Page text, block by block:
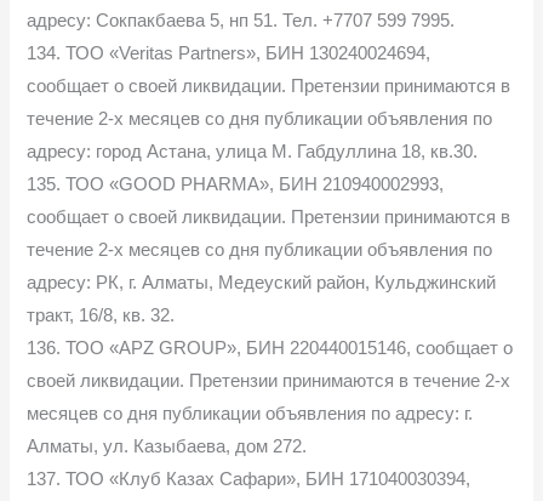
адресу: Сокпакбаева 5, нп 51. Тел. +7707 599 7995.
134. ТОО «Veritas Partners», БИН 130240024694,
сообщает о своей ликвидации. Претензии принимаются в
течение 2-х месяцев со дня публикации объявления по
адресу: город Астана, улица М. Габдуллина 18, кв.30.
135. ТОО «GOOD PHARMA», БИН 210940002993,
сообщает о своей ликвидации. Претензии принимаются в
течение 2-х месяцев со дня публикации объявления по
адресу: РК, г. Алматы, Медеуский район, Кульджинский
тракт, 16/8, кв. 32.
136. ТОО «APZ GROUP», БИН 220440015146, сообщает о
своей ликвидации. Претензии принимаются в течение 2-х
месяцев со дня публикации объявления по адресу: г.
Алматы, ул. Казыбаева, дом 272.
137. ТОО «Клуб Казах Сафари», БИН 171040030394,